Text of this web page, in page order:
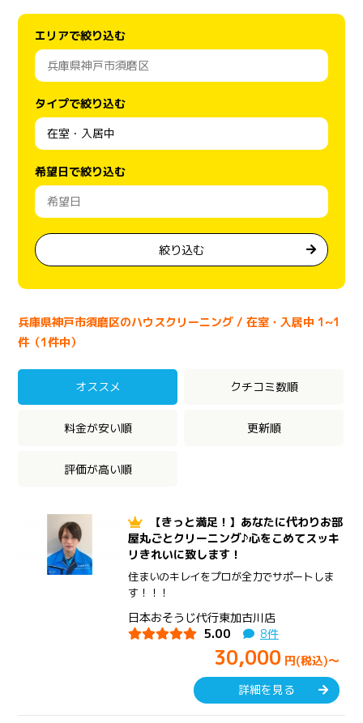
エリアで絞り込む
タイプで絞り込む
希望日で絞り込む
絞り込む
兵庫県神戸市須磨区のハウスクリーニング / 在室・入居中 1~1
件（1件中）
オススメ クチコミ数順
料金が安い順 更新順
評価が高い順
【きっと満足！】あなたに代わりお部
屋丸ごとクリーニング♪心をこめてスッキ
リきれいに致します！
住まいのキレイをプロが全力でサポートしま
す！！！
日本おそうじ代行東加古川店
5.00 8件
30,000 円(税込)～
詳細を見る